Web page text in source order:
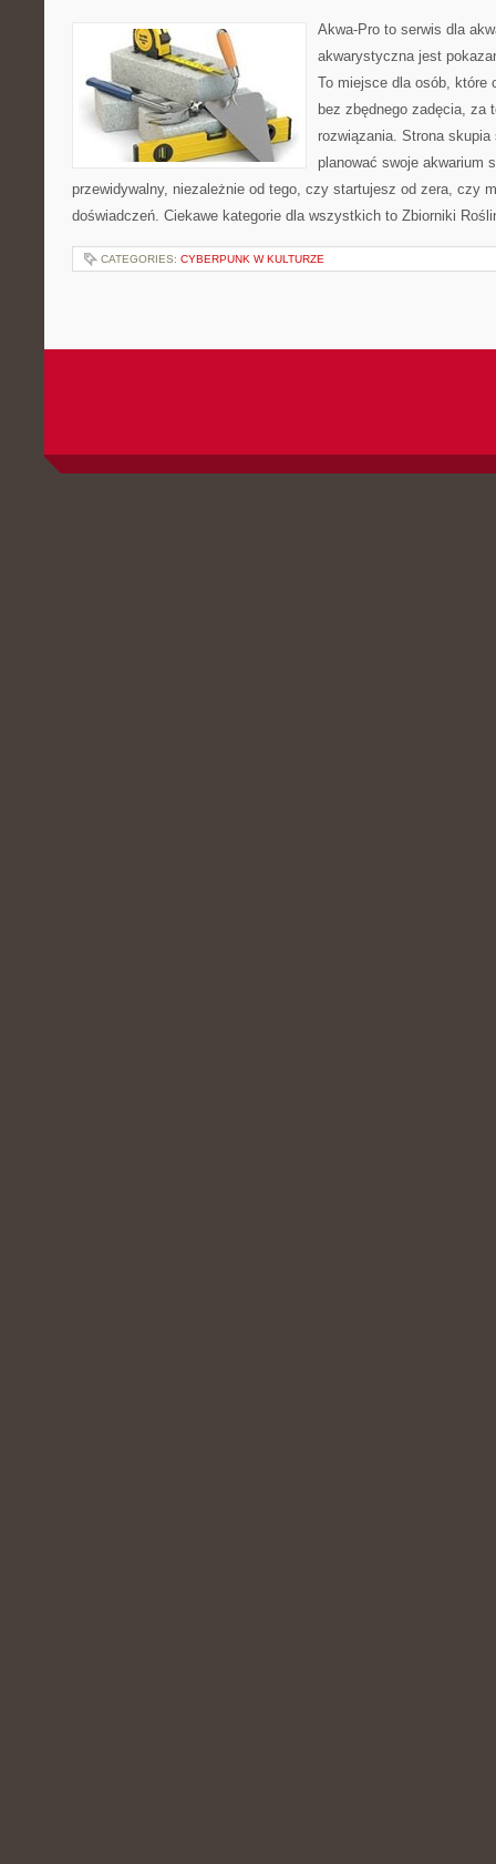
Akwa-Pro to serwis dla
akwarystyczna jest
To miejsce dla osób, które
bez zbędnego zadęcia, za
rozwiązania. Strona
planować swoje akwarium
przewidywalny, niezależnie od tego, czy startujesz od zera, czy
doświadczeń. Ciekawe kategorie dla wszystkich to Zbiorniki
CATEGORIES: CYBERPUNK W KULTURZE